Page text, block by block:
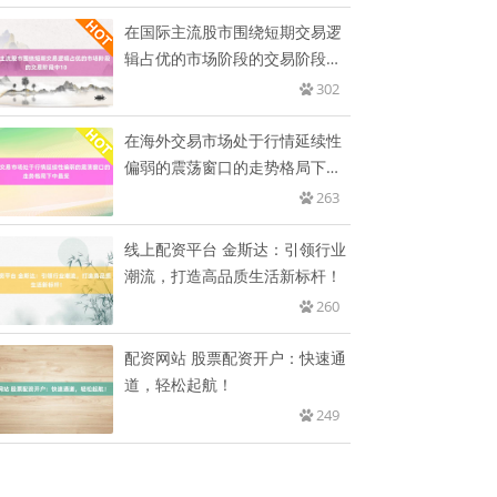
在国际主流股市围绕短期交易逻
辑占优的市场阶段的交易阶段中
302
在海外交易市场处于行情延续性
偏弱的震荡窗口的走势格局下中
263
线上配资平台 金斯达：引领行业
潮流，打造高品质生活新标杆！
260
配资网站 股票配资开户：快速通
道，轻松起航！
249